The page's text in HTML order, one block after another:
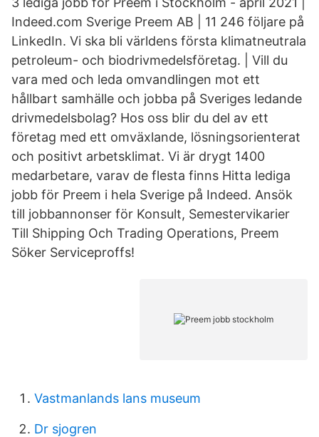
Indeed.com Sverige Preem AB | 11 246 följare på
LinkedIn. Vi ska bli världens första klimatneutrala
petroleum- och biodrivmedelsföretag. | Vill du
vara med och leda omvandlingen mot ett
hållbart samhälle och jobba på Sveriges ledande
drivmedelsbolag? Hos oss blir du del av ett
företag med ett omväxlande, lösningsorienterat
och positivt arbetsklimat. Vi är drygt 1400
medarbetare, varav de flesta finns Hitta lediga
jobb för Preem i hela Sverige på Indeed. Ansök
till jobbannonser för Konsult, Semestervikarier
Till Shipping Och Trading Operations, Preem
Söker Serviceproffs!
Vastmanlands lans museum
Dr sjogren